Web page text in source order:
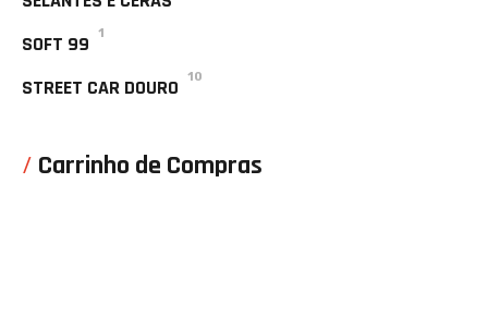
SOFT 99 1
STREET CAR DOURO 10
Carrinho de Compras